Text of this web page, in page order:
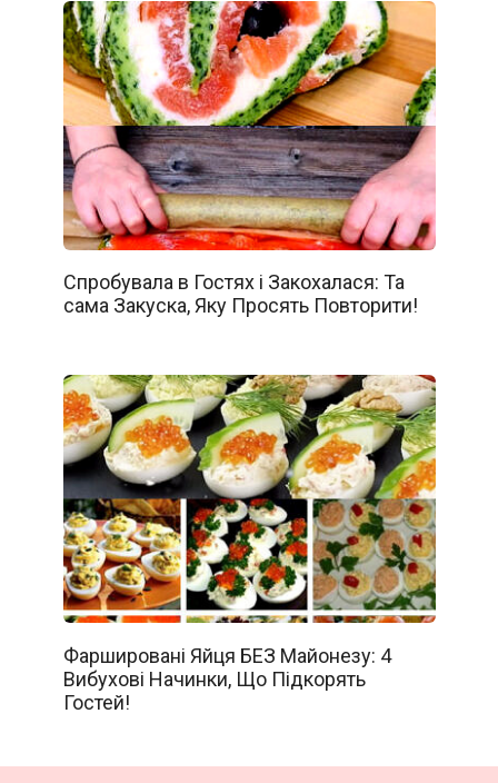
Спробувала в Гостях і Закохалася: Та
сама Закуска, Яку Просять Повторити!
Фаршировані Яйця БЕЗ Майонезу: 4
Вибухові Начинки, Що Підкорять
Гостей!